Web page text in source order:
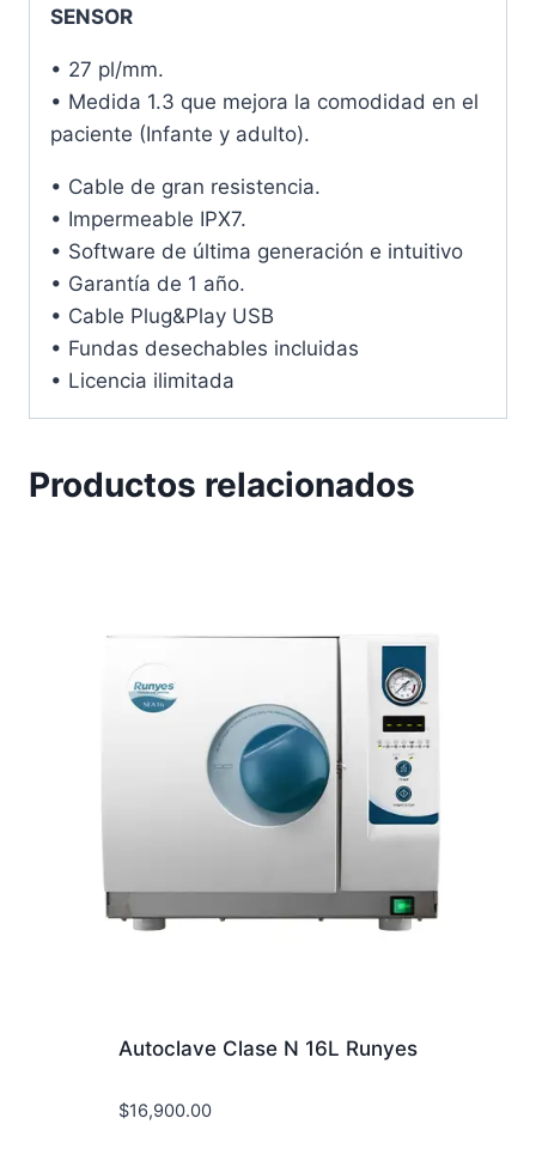
SENSOR
• 27 pl/mm.
• Medida 1.3 que mejora la comodidad en el
paciente (Infante y adulto).
• Cable de gran resistencia.
• Impermeable IPX7.
• Software de última generación e intuitivo
• Garantía de 1 año.
• Cable Plug&Play USB
• Fundas desechables incluidas
• Licencia ilimitada
Productos relacionados
Autoclave Clase N 16L Runyes
$16,900.00